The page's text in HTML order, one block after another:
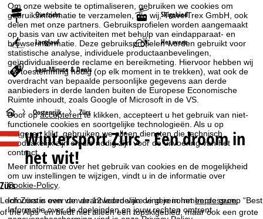
Om onze website te optimaliseren, gebruiken we cookies om
gebruiksinformatie te verzamelen, die wij, TravelTrex GmbH, ook
delen met onze partners. Gebruiksprofielen worden aangemaakt
op basis van uw activiteiten met behulp van eindapparaat- en
browserinformatie. Deze gebruiksprofielen worden gebruikt voor
statistische analyse, individuele productaanbevelingen,
geïndividualiseerde reclame en bereikmeting. Hiervoor hebben wij
uw toestemming nodig (op elk moment in te trekken), wat ook de
overdracht van bepaalde persoonlijke gegevens aan derde
aanbieders in derde landen buiten de Europese Economische
Ruimte inhoudt, zoals Google of Microsoft in de VS.
Door opaccepterente klikken, accepteert u het gebruik van niet-
functionele cookies en soortgelijke technologieën. Als u op
weigerenklikt, gebruiken we alleen diensten die technisch
noodzakelijk zijn en die nodig zijn voor de uitvoering van het
contract.
Meer informatie over het gebruik van cookies en de mogelijkheid
om uw instellingen te wijzigen, vindt u in de informatie over
Cookie-Policy.
Informatie over de verantwoordelijke vind je in hetImpressum.
Informatie over de doeleinden en jouw rechten omtrent
Overzicht Skigebied
Langlauf Het weer
Last-Minute & Deals
S
t
r
t
Oostenrijk Zürs
WintersportZürs - Een droom in
het wit!
Zürs
Lech Zürs is een van de 12 leden van de gerenommeerde groep “Best
of the Alps” en biedt niet alleen een topskigebied, maar ook een grote